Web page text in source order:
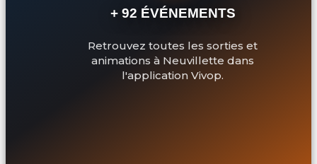
+ 92 ÉVÉNEMENTS
Retrouvez toutes les sorties et
animations à Neuvillette dans
l'application Vivop.